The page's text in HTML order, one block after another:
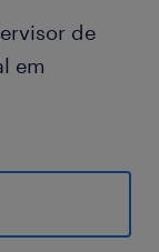
de
em
(3x